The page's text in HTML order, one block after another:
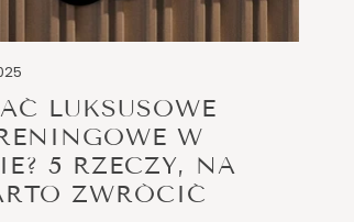
LUKSUSOWE
W
5 RZECZY, NA
ZWRÓCIĆ